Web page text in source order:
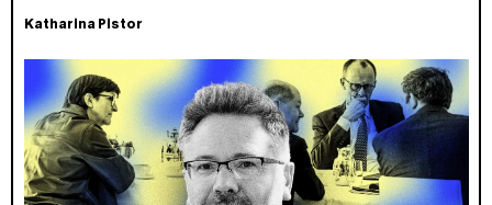
Katharina Pistor